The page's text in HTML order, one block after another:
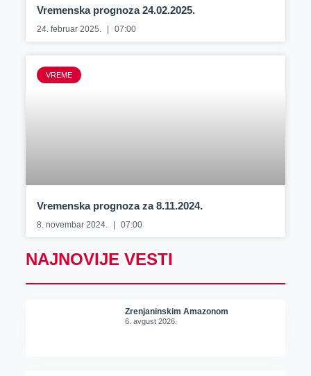
Vremenska prognoza 24.02.2025.
24. februar 2025. 07:00
VREME
Vremenska prognoza za 8.11.2024.
8. novembar 2024. 07:00
NAJNOVIJE VESTI
Zrenjaninskim Amazonom
6. avgust 2026.